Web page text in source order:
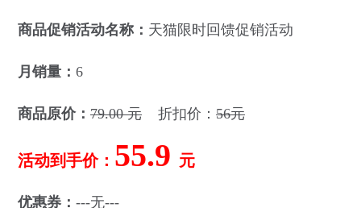
商品促销活动名称： 天猫限时回馈促销活动
月销量： 6
商品原价： 79.00 元 折扣价： 56元
活动到手价： 55.9 元
优惠券： ---无---